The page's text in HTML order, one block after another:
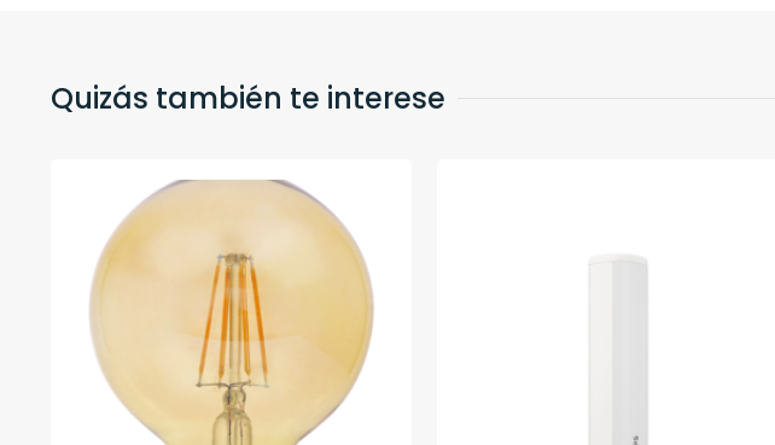
Quizás también te interese